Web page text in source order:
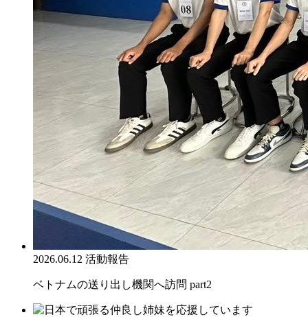
2026.06.12 活動報告
ベトナムの送り出し機関へ訪問 part2